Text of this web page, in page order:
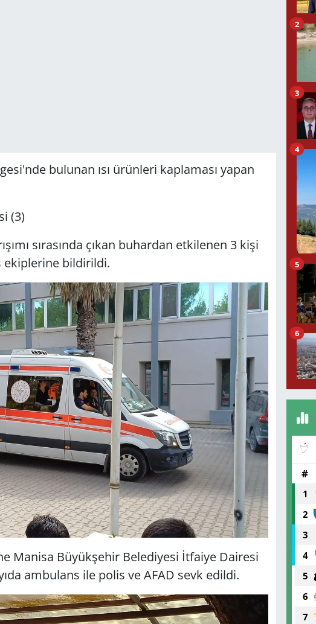
bulunan ısı ürünleri kaplaması yapan
sırasında çıkan buhardan etkilenen 3 kişi
ekiplerine bildirildi.
Manisa Büyükşehir Belediyesi İtfaiye Dairesi
ambulans ile polis ve AFAD sevk edildi.
2
3
4
5
6
#
1
2
3
4
5
6
7